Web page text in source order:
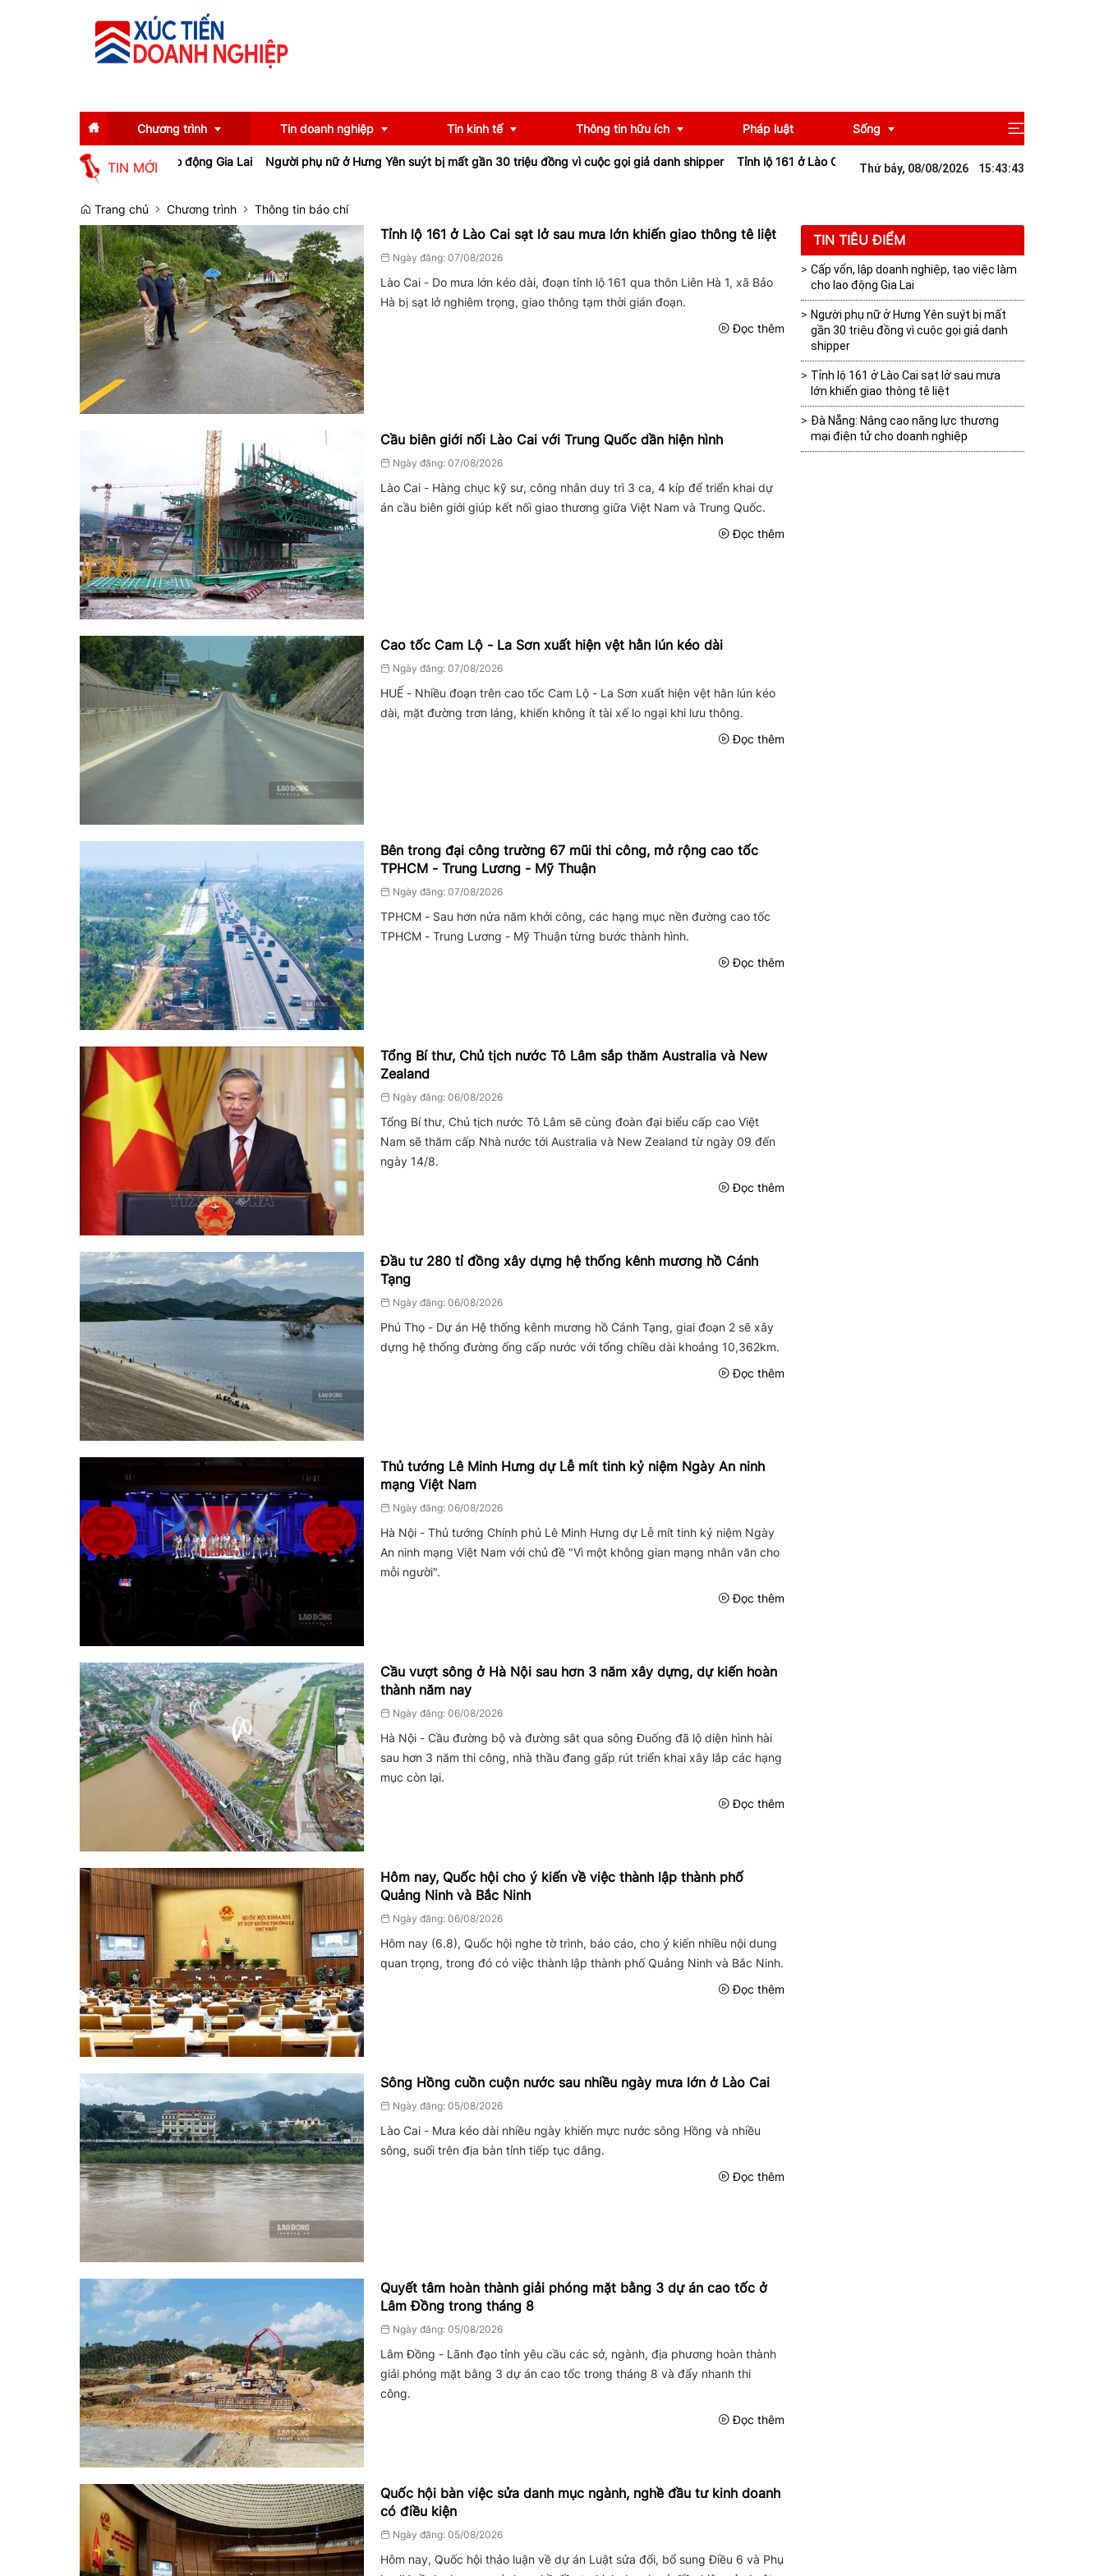
Chương trình
Diễn giả
Thông tin báo chí
Sự kiện
Tin doanh nghiệp
Tin tức
Gương mặt tiêu biểu
Doanh nghiệp tiêu biểu
Thương hiệu
Emagazine
Tin kinh tế Thông tin hữu ích
Tư vấn
Pháp luật Sống
Du lịch
TIN MỚI
tạo việc làm cho lao động Gia Lai Người phụ nữ ở Hưng Yên suýt bị mất gần 30 triệu đồng vì cuộc gọi giả danh shipper Tỉnh lộ 161 ở Lào Cai sạt lở sau mưa lớn khiến giao thông tê liệt
Thứ bảy, 08/08/2026 15:43:44
Trang chủ Chương trình Thông tin báo chí
Tỉnh lộ 161 ở Lào Cai sạt lở sau mưa lớn khiến giao thông tê liệt
Ngày đăng: 07/08/2026
Lào Cai - Do mưa lớn kéo dài, đoạn tỉnh lộ 161 qua thôn Liên Hà 1, xã Bảo
Hà bị sạt lở nghiêm trọng, giao thông tạm thời gián đoạn.
Đọc thêm
Cầu biên giới nối Lào Cai với Trung Quốc dần hiện hình
Ngày đăng: 07/08/2026
Lào Cai - Hàng chục kỹ sư, công nhân duy trì 3 ca, 4 kíp để triển khai dự
án cầu biên giới giúp kết nối giao thương giữa Việt Nam và Trung Quốc.
Đọc thêm
Cao tốc Cam Lộ - La Sơn xuất hiện vệt hằn lún kéo dài
Ngày đăng: 07/08/2026
HUẾ - Nhiều đoạn trên cao tốc Cam Lộ - La Sơn xuất hiện vệt hằn lún kéo
dài, mặt đường trơn láng, khiến không ít tài xế lo ngại khi lưu thông.
Đọc thêm
Bên trong đại công trường 67 mũi thi công, mở rộng cao tốc
TPHCM - Trung Lương - Mỹ Thuận
Ngày đăng: 07/08/2026
TPHCM - Sau hơn nửa năm khởi công, các hạng mục nền đường cao tốc
TPHCM - Trung Lương - Mỹ Thuận từng bước thành hình.
Đọc thêm
Tổng Bí thư, Chủ tịch nước Tô Lâm sắp thăm Australia và New
Zealand
Ngày đăng: 06/08/2026
Tổng Bí thư, Chủ tịch nước Tô Lâm sẽ cùng đoàn đại biểu cấp cao Việt
Nam sẽ thăm cấp Nhà nước tới Australia và New Zealand từ ngày 09 đến
ngày 14/8.
Đọc thêm
Đầu tư 280 tỉ đồng xây dựng hệ thống kênh mương hồ Cánh
Tạng
Ngày đăng: 06/08/2026
Phú Thọ - Dự án Hệ thống kênh mương hồ Cánh Tạng, giai đoạn 2 sẽ xây
dựng hệ thống đường ống cấp nước với tổng chiều dài khoảng 10,362km.
Đọc thêm
Thủ tướng Lê Minh Hưng dự Lễ mít tinh kỷ niệm Ngày An ninh
mạng Việt Nam
Ngày đăng: 06/08/2026
Hà Nội - Thủ tướng Chính phủ Lê Minh Hưng dự Lễ mít tinh kỷ niệm Ngày
An ninh mạng Việt Nam với chủ đề "Vì một không gian mạng nhân văn cho
mỗi người".
Đọc thêm
Cầu vượt sông ở Hà Nội sau hơn 3 năm xây dựng, dự kiến hoàn
thành năm nay
Ngày đăng: 06/08/2026
Hà Nội - Cầu đường bộ và đường sắt qua sông Đuống đã lộ diện hình hài
sau hơn 3 năm thi công, nhà thầu đang gấp rút triển khai xây lắp các hạng
mục còn lại.
Đọc thêm
Hôm nay, Quốc hội cho ý kiến về việc thành lập thành phố
Quảng Ninh và Bắc Ninh
Ngày đăng: 06/08/2026
Hôm nay (6.8), Quốc hội nghe tờ trình, báo cáo, cho ý kiến nhiều nội dung
quan trọng, trong đó có việc thành lập thành phố Quảng Ninh và Bắc Ninh.
Đọc thêm
Sông Hồng cuồn cuộn nước sau nhiều ngày mưa lớn ở Lào Cai
Ngày đăng: 05/08/2026
Lào Cai - Mưa kéo dài nhiều ngày khiến mực nước sông Hồng và nhiều
sông, suối trên địa bàn tỉnh tiếp tục dâng.
Đọc thêm
Quyết tâm hoàn thành giải phóng mặt bằng 3 dự án cao tốc ở
Lâm Đồng trong tháng 8
Ngày đăng: 05/08/2026
Lâm Đồng - Lãnh đạo tỉnh yêu cầu các sở, ngành, địa phương hoàn thành
giải phóng mặt bằng 3 dự án cao tốc trong tháng 8 và đẩy nhanh thi
công.
Đọc thêm
Quốc hội bàn việc sửa danh mục ngành, nghề đầu tư kinh doanh
có điều kiện
Ngày đăng: 05/08/2026
Hôm nay, Quốc hội thảo luận về dự án Luật sửa đổi, bổ sung Điều 6 và Phụ
TIN TIÊU ĐIỂM
Cấp vốn, lập doanh nghiệp, tạo việc làm
cho lao động Gia Lai
Người phụ nữ ở Hưng Yên suýt bị mất
gần 30 triệu đồng vì cuộc gọi giả danh
shipper
Tỉnh lộ 161 ở Lào Cai sạt lở sau mưa
lớn khiến giao thông tê liệt
Đà Nẵng: Nâng cao năng lực thương
mại điện tử cho doanh nghiệp